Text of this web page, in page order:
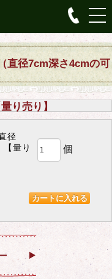
直径7cm深さ4cmの可
り売り】
径
量り
個